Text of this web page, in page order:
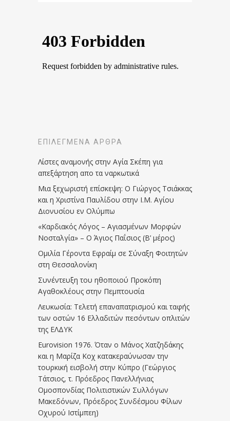
ΕΠΙΛΕΓΜΈΝΑ ΆΡΘΡΑ
Λίστες αναμονής στην Αγία Σκέπη για
απεξάρτηση απο τα ναρκωτικά
Μια ξεχωριστή επίσκεψη: Ο Γιώργος Τσιάκκας
και η Χριστίνα Παυλίδου στην Ι.Μ. Αγίου
Διονυσίου εν Ολύμπω
«Καρδιακός Λόγος – Αγιασμένων Μορφών
Νοσταλγία» – Ο Άγιος Παΐσιος (Β’ μέρος)
Ομιλία Γέροντα Εφραίμ σε Σύναξη Φοιτητών
στη Θεσσαλονίκη
Συνέντευξη του ηθοποιού Προκόπη
Αγαθοκλέους στην Πεμπτουσία
Λευκωσία: Τελετή επαναπατρισμού και ταφής
των οστών 16 Ελλαδιτών πεσόντων οπλιτών
της ΕΛΔΥΚ
Eurovision 1976. Όταν ο Μάνος Χατζηδάκης
και η Μαρίζα Κοχ κατακεραύνωσαν την
τουρκική εισβολή στην Κύπρο (Γεώργιος
Τάτσιος, τ. Πρόεδρος Πανελλήνιας
Ομοσπονδίας Πολιτιστικών Συλλόγων
Μακεδόνων, Πρόεδρος Συνδέσμου Φίλων
Οχυρού Ιστίμπεη)